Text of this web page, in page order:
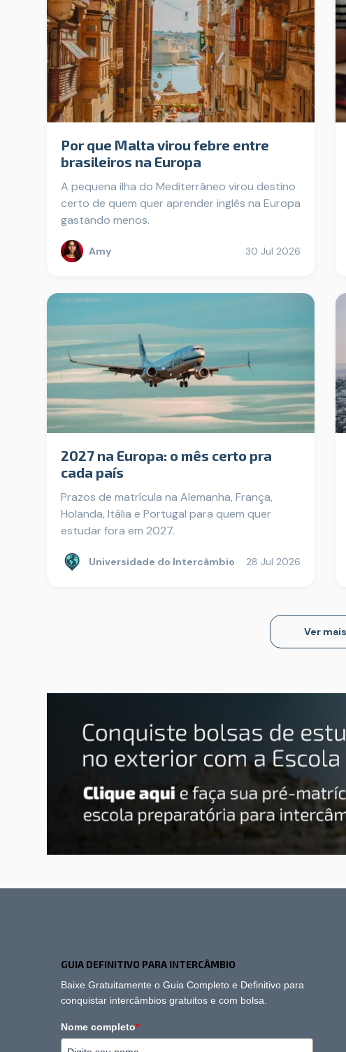
Por que Malta virou febre entre
brasileiros na Europa
A pequena ilha do Mediterrâneo virou destino
certo de quem quer aprender inglês na Europa
gastando menos.
Amy 30 Jul 2026
2027 na Europa: o mês certo pra
cada país
Prazos de matrícula na Alemanha, França,
Holanda, Itália e Portugal para quem quer
estudar fora em 2027.
Universidade do Intercâmbio 28 Jul 2026
Ver mais
GUIA DEFINITIVO PARA INTERCÂMBIO
Baixe Gratuitamente o Guia Completo e Definitivo para
conquistar intercâmbios gratuitos e com bolsa.
Nome completo*